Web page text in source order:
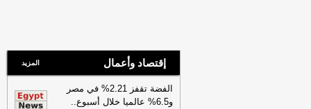
إقتصاد وأعمال المزيد
الفضة تقفز 2.21% في مصر
و6.5% عالميا خلال أسبوع..